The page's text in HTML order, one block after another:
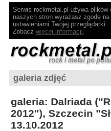
Serwis rockmetal.pl używa
naszych stron wyrażasz zgodę
ustawieniami Twojej przeglądarki.
Zobacz więcej informacji.
galeria zdjęć
galeria: Dalriada
2012"), Szczecin
13.10.2012